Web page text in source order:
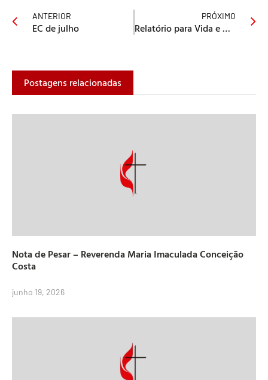
ANTERIOR
EC de julho
PRÓXIMO
Relatório para Vida e Missão
Postagens relacionadas
Nota de Pesar – Reverenda Maria Imaculada Conceição
Costa
junho 19, 2026